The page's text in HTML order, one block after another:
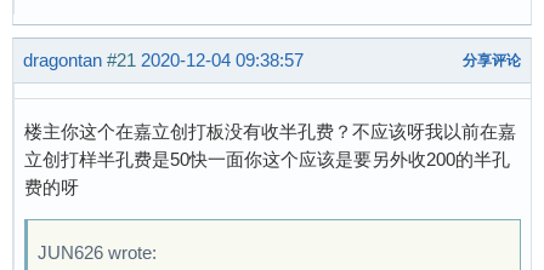
dragontan #21 2020-12-04 09:38:57 分享评论
楼主你这个在嘉立创打板没有收半孔费？不应该呀我以前在嘉
立创打样半孔费是50快一面你这个应该是要另外收200的半孔
费的呀
JUN626 wrote: